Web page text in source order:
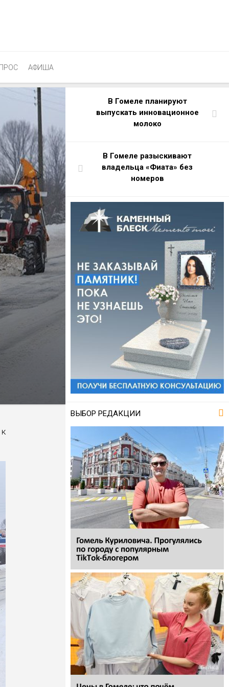
АФИША
В Гомеле планируют
выпускать инновационное
молоко
В Гомеле разыскивают
владельца «Фиата» без
номеров
ВЫБОР РЕДАКЦИИ